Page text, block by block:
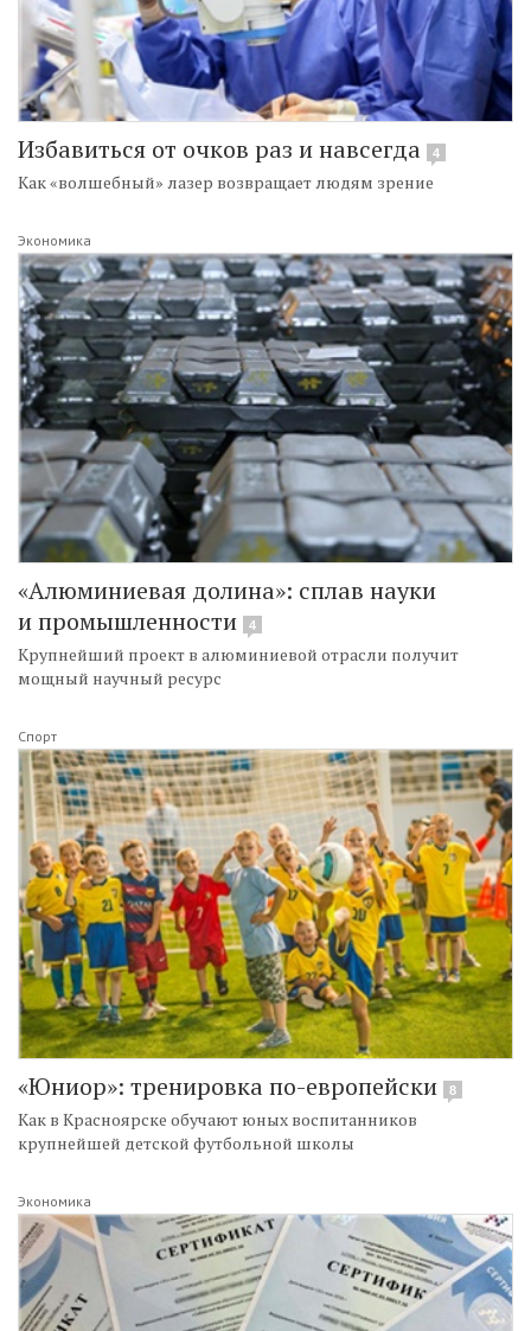
Избавиться от очков раз и навсегда 4
Как «волшебный» лазер возвращает людям зрение
Экономика
«Алюминиевая долина»: сплав науки
и промышленности
4
Крупнейший проект в алюминиевой отрасли получит
мощный научный ресурс
Спорт
«Юниор»: тренировка по-европейски 8
Как в Красноярске обучают юных воспитанников
крупнейшей детской футбольной школы
Экономика